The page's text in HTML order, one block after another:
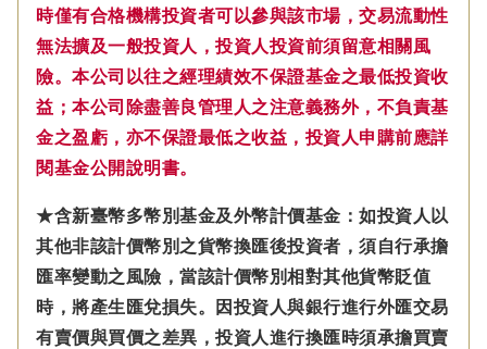
時僅有合格機構投資者可以參與該市場，交易流動性
無法擴及一般投資人，投資人投資前須留意相關風
險。本公司以往之經理績效不保證基金之最低投資收
益；本公司除盡善良管理人之注意義務外，不負責基
金之盈虧，亦不保證最低之收益，投資人申購前應詳
閱基金公開說明書。
★含新臺幣多幣別基金及外幣計價基金：如投資人以
其他非該計價幣別之貨幣換匯後投資者，須自行承擔
匯率變動之風險，當該計價幣別相對其他貨幣貶值
時，將產生匯兌損失。因投資人與銀行進行外匯交易
有賣價與買價之差異，投資人進行換匯時須承擔買賣